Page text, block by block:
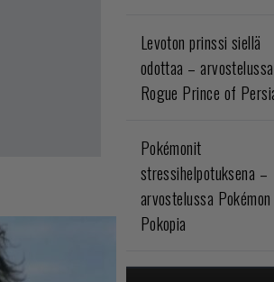
Levoton prinssi siellä
odottaa –
Rogue Prince of
Pokémonit
stressihelpotuksena –
arvostelussa Pokémon
Pokopia